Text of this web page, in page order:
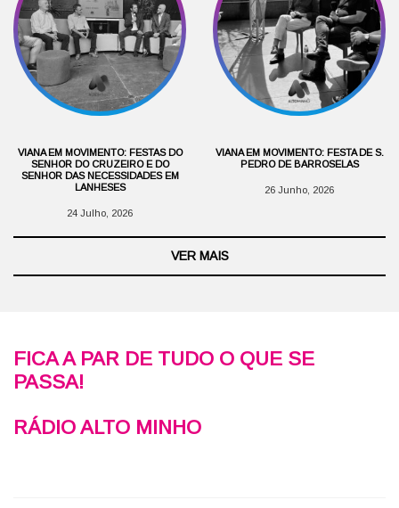
VIANA EM MOVIMENTO: FESTAS DO
SENHOR DO CRUZEIRO E DO
SENHOR DAS NECESSIDADES EM
LANHESES
24 Julho, 2026
VIANA EM MOVIMENTO: FESTA DE S.
PEDRO DE BARROSELAS
26 Junho, 2026
VER MAIS
FICA A PAR DE TUDO O QUE SE
PASSA!
RÁDIO ALTO MINHO